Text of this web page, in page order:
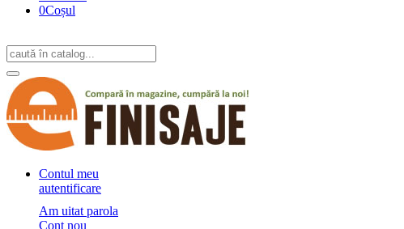
0Coșul
Contul meu
autentificare
Am uitat parola
Cont nou